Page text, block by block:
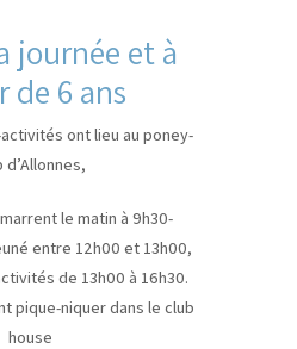
journée et à
de 6 ans
ont lieu au poney-
d’Allonnes,
le matin à 9h30-
entre 12h00 et 13h00,
de 13h00 à 16h30.
pique-niquer dans le club
house